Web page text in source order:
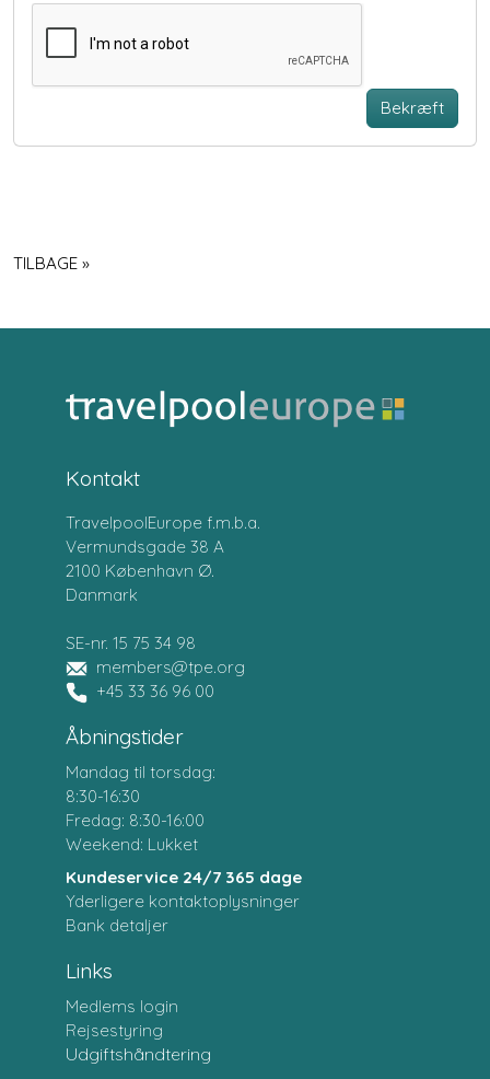
Bekræft
TILBAGE »
Kontakt
TravelpoolEurope f.m.b.a.
Vermundsgade 38 A
2100 København Ø.
Danmark
SE-nr. 15 75 34 98
members@tpe.org
+45 33 36 96 00
Åbningstider
Mandag til torsdag:
8:30-16:30
Fredag: 8:30-16:00
Weekend: Lukket
Kundeservice 24/7 365 dage
Yderligere kontaktoplysninger
Bank detaljer
Links
Medlems login
Rejsestyring
Udgiftshåndtering